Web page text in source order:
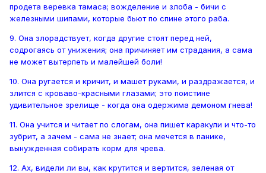
продета веревка тамаса; вожделение и злоба - бичи с
железными шипами, которые бьют по спине этого раба.
9. Она злорадствует, когда другие стоят перед ней,
содрогаясь от унижения; она причиняет им страдания, а сама
не может вытерпеть и малейшей боли!
10. Она ругается и кричит, и машет руками, и раздражается, и
злится с кроваво-красными глазами; это поистине
удивительное зрелище - когда она одержима демоном гнева!
11. Она учится и читает по слогам, она пишет каракули и что-то
зубрит, а зачем - сама не знает; она мечется в панике,
вынужденная собирать корм для чрева.
12. Ax, видели ли вы, как крутится и вертится, зеленая от